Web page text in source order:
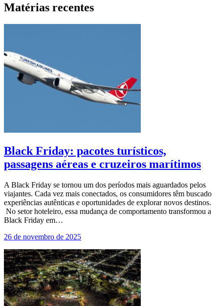
Matérias recentes
Black Friday: pacotes turísticos,
passagens aéreas e cruzeiros marítimos
A Black Friday se tornou um dos períodos mais aguardados pelos
viajantes. Cada vez mais conectados, os consumidores têm buscado
experiências autênticas e oportunidades de explorar novos destinos.
No setor hoteleiro, essa mudança de comportamento transformou a
Black Friday em…
26 de novembro de 2025